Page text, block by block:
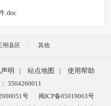
.doc
明县区 其他
明 站点地图
使用帮助
3504260011
号
闽ICP备05019063号